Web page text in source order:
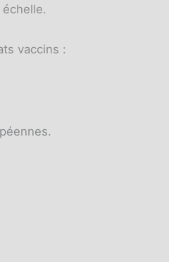
vaccins :